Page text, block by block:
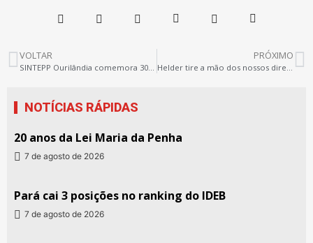
VOLTAR PRÓXIMO
NOTÍCIAS RÁPIDAS
20 anos da Lei Maria da Penha
7 de agosto de 2026
Pará cai 3 posições no ranking do IDEB
7 de agosto de 2026